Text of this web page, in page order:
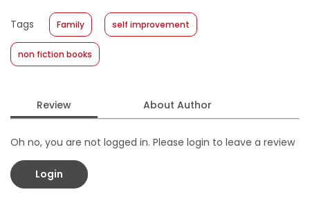
Published Date
:
26 June 2024
Format
: Softcover
Tags Family self improvement
non fiction books
Review About Author
Oh no, you are not logged in. Please login to leave a review
Login